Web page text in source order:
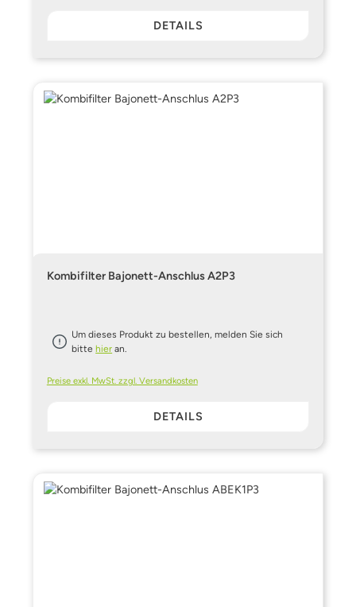
DETAILS
Kombifilter Bajonett-Anschlus A2P3
Um dieses Produkt zu bestellen, melden Sie sich
bittehier an.
Preise exkl. MwSt. zzgl. Versandkosten
DETAILS